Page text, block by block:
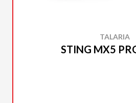
TALARIA
STING MX5